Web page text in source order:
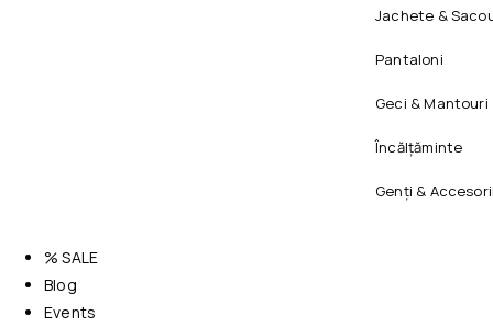
Jachete &
Pantaloni
Geci & Mantouri
Încălțăminte
Genți &
% SALE
Blog
Events